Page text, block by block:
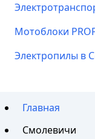
Мотоблоки
Электропилы в
Главная
Смолевичи